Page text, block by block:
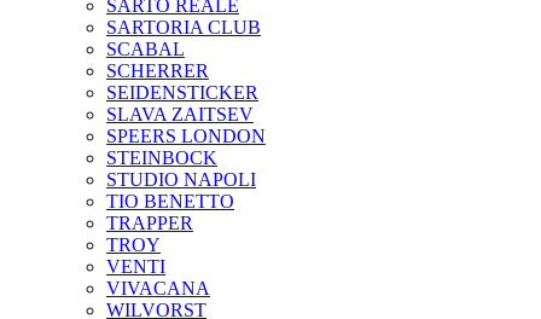
SARTO REALE
SARTORIA CLUB
SCABAL
SCHERRER
SEIDENSTICKER
SLAVA ZAITSEV
SPEERS LONDON
STEINBOCK
STUDIO NAPOLI
TIO BENETTO
TRAPPER
TROY
VENTI
VIVACANA
WILVORST